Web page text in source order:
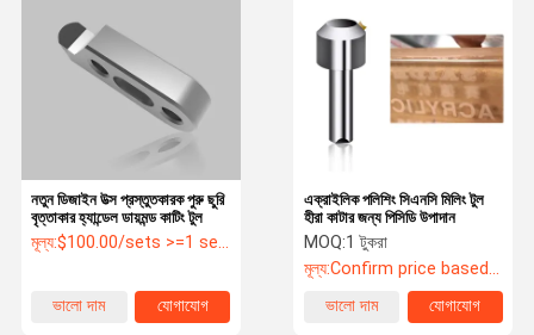
নতুন ডিজাইন উত্স প্রস্তুতকারক পুরু ছুরি
বৃত্তাকার হ্যান্ডেল ডায়মন্ড কাটিং টুল
মূল্য:$100.00/sets >=1 sets
ভালো দাম যোগাযোগ
এক্রাইলিক পলিশিং সিএনসি মিলিং টুল
হীরা কাটার জন্য পিসিডি উপাদান
MOQ:1 টুকরা
মূল্য:Confirm price based on product
ভালো দাম
যোগাযোগ